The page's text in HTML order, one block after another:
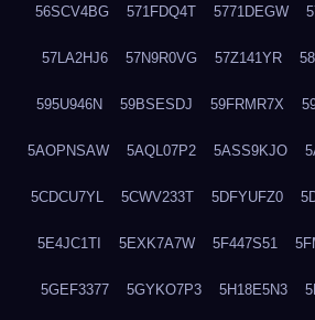
56SCV4BG 571FDQ4T 5771DEGW
57LA2HJ6 57N9R0VG 57Z141YR
595U946N 59BSESDJ 59FRMR7X
5AOPNSAW 5AQL07P2 5ASS9KJO
5CDCU7YL 5CWV233T 5DFYUFZ0
5E4JC1TI 5EXK7A7W 5F447S51
5GEF3377 5GYKO7P3 5H18E5N3